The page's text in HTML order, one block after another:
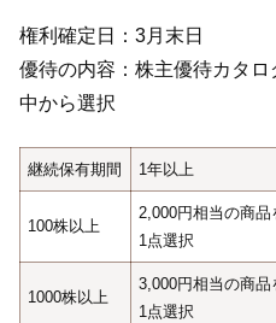
権利確定日：3月末日
優待の内容：株主優待カタ
中から選択
継続保有期間 1年以上
100株以上
2,000円相当の商品
1点選択
1000株以上
3,000円相当の商品
1点選択